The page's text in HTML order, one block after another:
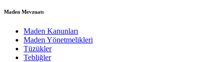
Maden Mevzuatı
Maden Kanunları
Maden Yönetmelikleri
Tüzükler
Tebliğler